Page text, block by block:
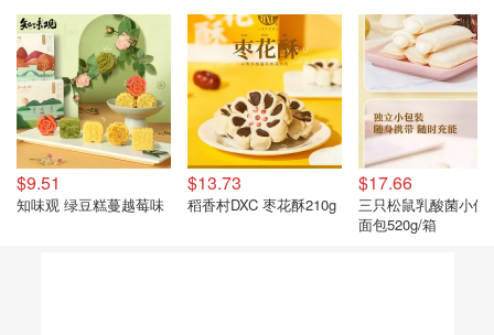
$9.51
知味观 绿豆糕蔓越莓味
$13.73
稻香村DXC 枣花酥210g
$17.66
三只松鼠乳酸菌小伴
面包520g/箱